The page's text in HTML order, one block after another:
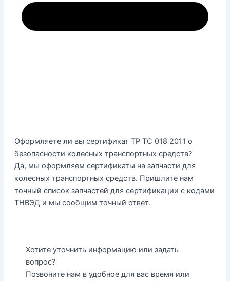
Оформляете ли вы сертификат ТР ТС 018 2011 о
безопасности колесных транспортных средств?
Да, мы оформляем сертификаты на запчасти для
колесных транспортных средств. Пришлите нам
точный список запчастей для сертификации с кодами
ТНВЭД и мы сообщим точный ответ.
Хотите уточнить информацию или задать
вопрос?
Позвоните нам в удобное для вас время или